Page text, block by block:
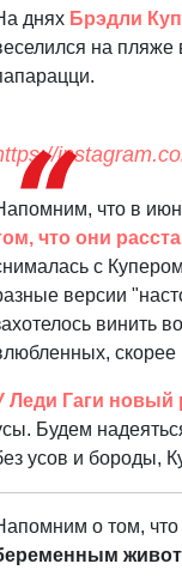
днях Брэдли
на пляже
что в
что они
с
версии
винить
скорее
Леди Гаги новый
Будем
усов и бороды,
о том, что